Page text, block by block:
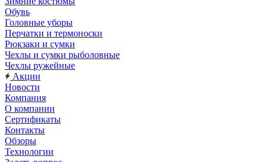
Обувь
Головные уборы
Перчатки и термоноски
Рюкзаки и сумки
Чехлы и сумки рыболовные
Чехлы ружейные
Акции
Новости
Компания
О компании
Сертификаты
Контакты
Обзоры
Технологии